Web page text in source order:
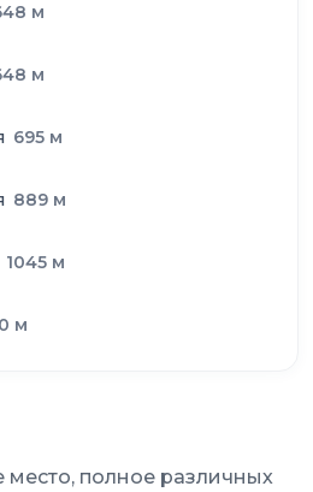
м
м
695 м
889 м
1045 м
м
место, полное различных